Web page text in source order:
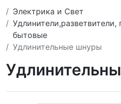
Электрика и Свет
бытовые
Удлинительные шнуры